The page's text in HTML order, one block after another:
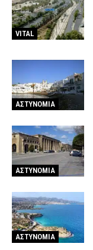
VITAL
ΑΣΤΥΝΟΜΙΑ
ΑΣΤΥΝΟΜΙΑ
ΑΣΤΥΝΟΜΙΑ